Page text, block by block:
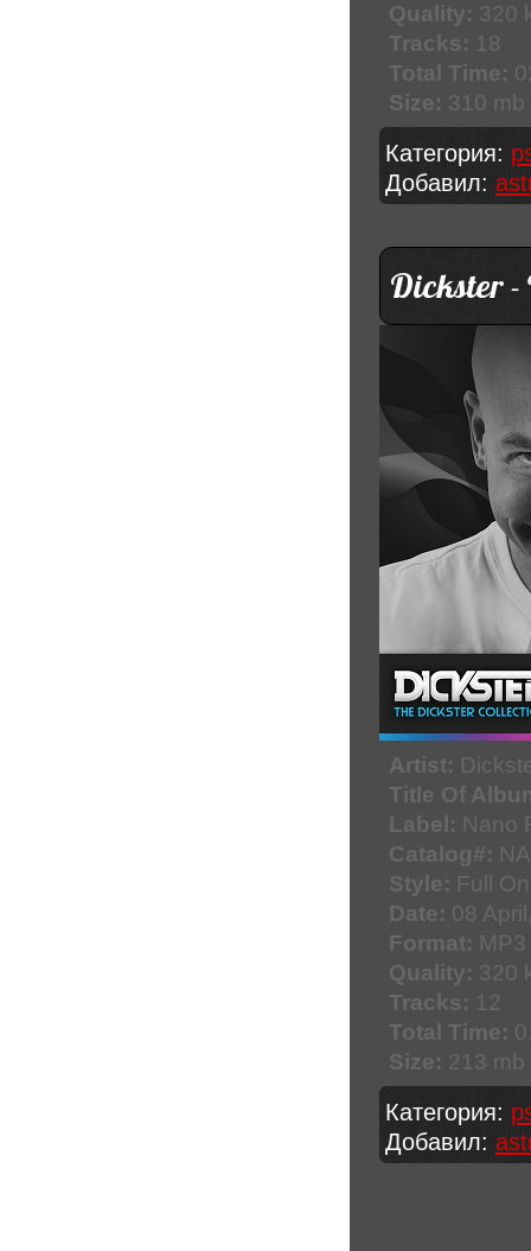
Quality: 320
Tracks: 18
Total Time:
Size: 310 mb
Категория:
Добавил:
Dickster -
Artist:
Title Of
Label: Nano
Catalog#:
Style: Full
Date: 08
Format: MP3
Quality: 320
Tracks: 12
Total Time:
Size: 213 mb
Категория:
Добавил: